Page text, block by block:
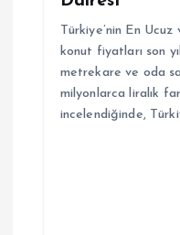
Türkiye’nin En Ucuz
konut fiyatları son
metrekare ve oda
milyonlarca liralık
incelendiğinde,